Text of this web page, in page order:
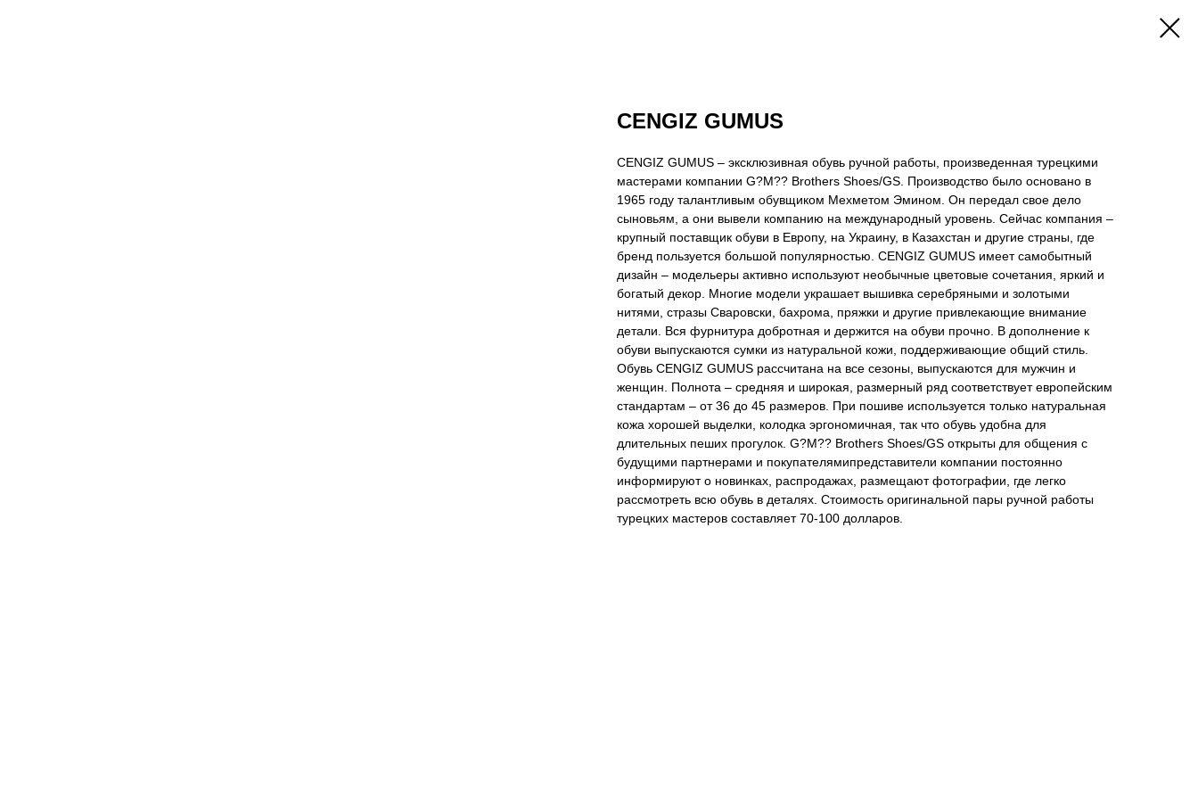
CENGIZ GUMUS
CENGIZ GUMUS – эксклюзивная обувь ручной работы, произведенная турецкими
мастерами компании G?M?? Brothers Shoes/GS. Производство было основано в
1965 году талантливым обувщиком Мехметом Эмином. Он передал свое дело
сыновьям, а они вывели компанию на международный уровень. Сейчас компания –
крупный поставщик обуви в Европу, на Украину, в Казахстан и другие страны, где
бренд пользуется большой популярностью. CENGIZ GUMUS имеет самобытный
дизайн – модельеры активно используют необычные цветовые сочетания, яркий и
богатый декор. Многие модели украшает вышивка серебряными и золотыми
нитями, стразы Сваровски, бахрома, пряжки и другие привлекающие внимание
детали. Вся фурнитура добротная и держится на обуви прочно. В дополнение к
обуви выпускаются сумки из натуральной кожи, поддерживающие общий стиль.
Обувь CENGIZ GUMUS рассчитана на все сезоны, выпускаются для мужчин и
женщин. Полнота – средняя и широкая, размерный ряд соответствует европейским
стандартам – от 36 до 45 размеров. При пошиве используется только натуральная
кожа хорошей выделки, колодка эргономичная, так что обувь удобна для
длительных пеших прогулок. G?M?? Brothers Shoes/GS открыты для общения с
будущими партнерами и покупателямипредставители компании постоянно
информируют о новинках, распродажах, размещают фотографии, где легко
рассмотреть всю обувь в деталях. Стоимость оригинальной пары ручной работы
турецких мастеров составляет 70-100 долларов.